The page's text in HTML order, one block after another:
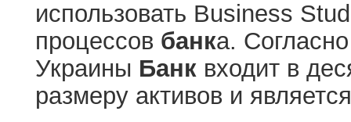
использовать Business
процессов банка.
Украины Банк входит в
размеру активов и